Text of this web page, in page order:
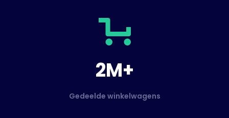
2M+
Gedeelde winkelwagens